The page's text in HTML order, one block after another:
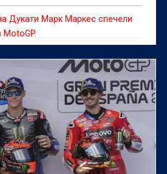
Дукати Марк Маркес спечели
MotoGP